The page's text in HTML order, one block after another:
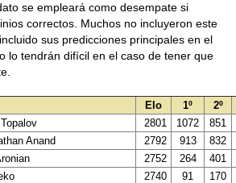
se empleará como desempate si
correctos. Muchos no incluyeron este
sus predicciones principales en el
lo tendrán difícil en el caso de tener que
Elo 1º
2º
2801 1072
851
Anand 2792 913
832
2752 264
401
2740 91
170